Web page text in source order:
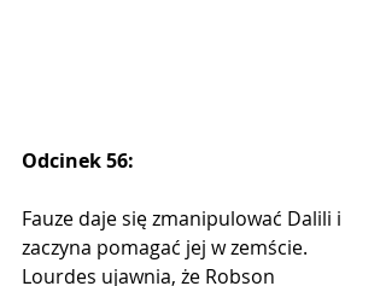
Odcinek 56:
Fauze daje się zmanipulować Dalili i
zaczyna pomagać jej w zemście.
Lourdes ujawnia, że ​​Robson